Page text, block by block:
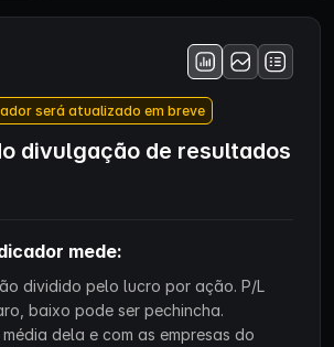
será atualizado em breve
divulgação de resultados
mede:
dividido pelo lucro por ação. P/L
baixo pode ser pechincha.
dela e com as empresas do